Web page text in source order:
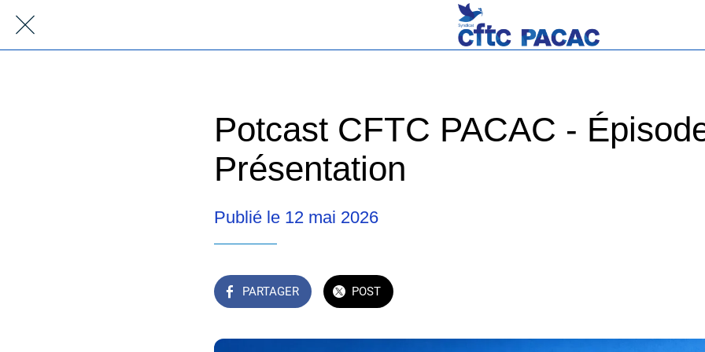
Potcast CFTC PACAC -
Présentation
Publié le 12 mai 2026
PARTAGER POST